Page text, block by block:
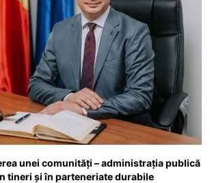
unei comunități – administrația publică
tineri și în parteneriate durabile